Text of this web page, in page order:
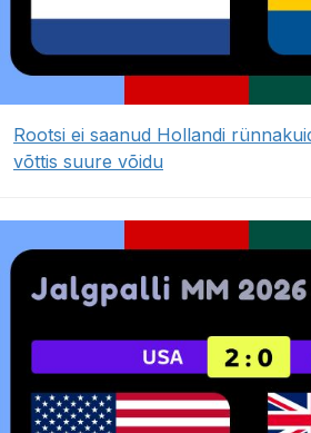
Rootsi ei saanud Hollandi
võttis suure võidu